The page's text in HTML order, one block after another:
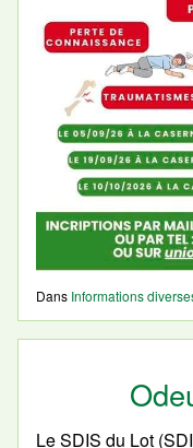
Dans Informations
Le SDIS du Lot